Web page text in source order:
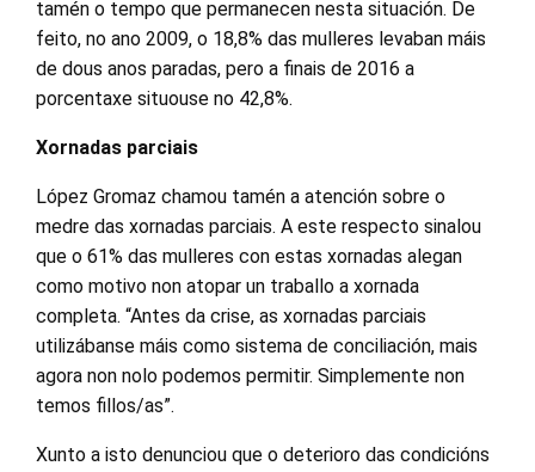
tamén o tempo que permanecen nesta situación. De
feito, no ano 2009, o 18,8% das mulleres levaban máis
de dous anos paradas, pero a finais de 2016 a
porcentaxe situouse no 42,8%.
Xornadas parciais
López Gromaz chamou tamén a atención sobre o
medre das xornadas parciais. A este respecto sinalou
que o 61% das mulleres con estas xornadas alegan
como motivo non atopar un traballo a xornada
completa. “Antes da crise, as xornadas parciais
utilizábanse máis como sistema de conciliación, mais
agora non nolo podemos permitir. Simplemente non
temos fillos/as”.
Xunto a isto denunciou que o deterioro das condicións